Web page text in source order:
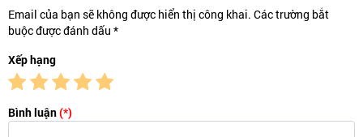
Email của bạn sẽ không được hiển thị công khai. Các trường bắt
buộc được đánh dấu *
Xếp hạng
Bình luận(*)